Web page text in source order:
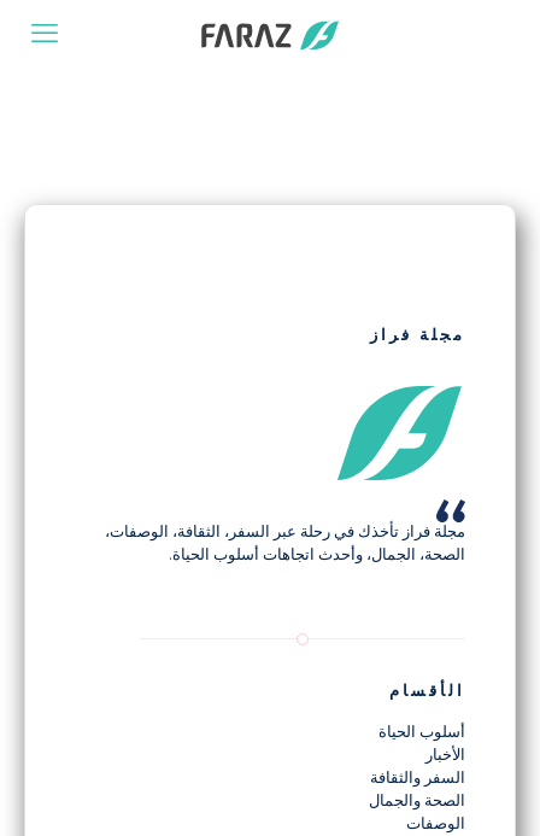
مجلة فراز
مجلة فراز تأخذك في رحلة عبر السفر، الثقافة، الوصفات،
الصحة، الجمال، وأحدث اتجاهات أسلوب الحياة.
الأقسام
أسلوب الحياة
الأخبار
السفر والثقافة
الصحة والجمال
الوصفات